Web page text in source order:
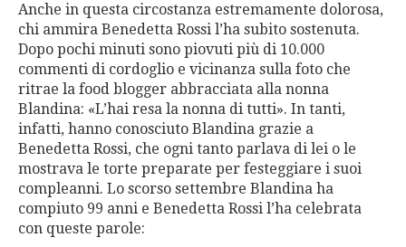
Anche in questa circostanza estremamente dolorosa,
chi ammira Benedetta Rossi l’ha subito sostenuta.
Dopo pochi minuti sono piovuti più di 10.000
commenti di cordoglio e vicinanza sulla foto che
ritrae la food blogger abbracciata alla nonna
Blandina: «L’hai resa la nonna di tutti». In tanti,
infatti, hanno conosciuto Blandina grazie a
Benedetta Rossi, che ogni tanto parlava di lei o le
mostrava le torte preparate per festeggiare i suoi
compleanni. Lo scorso settembre Blandina ha
compiuto 99 anni e Benedetta Rossi l’ha celebrata
con queste parole: